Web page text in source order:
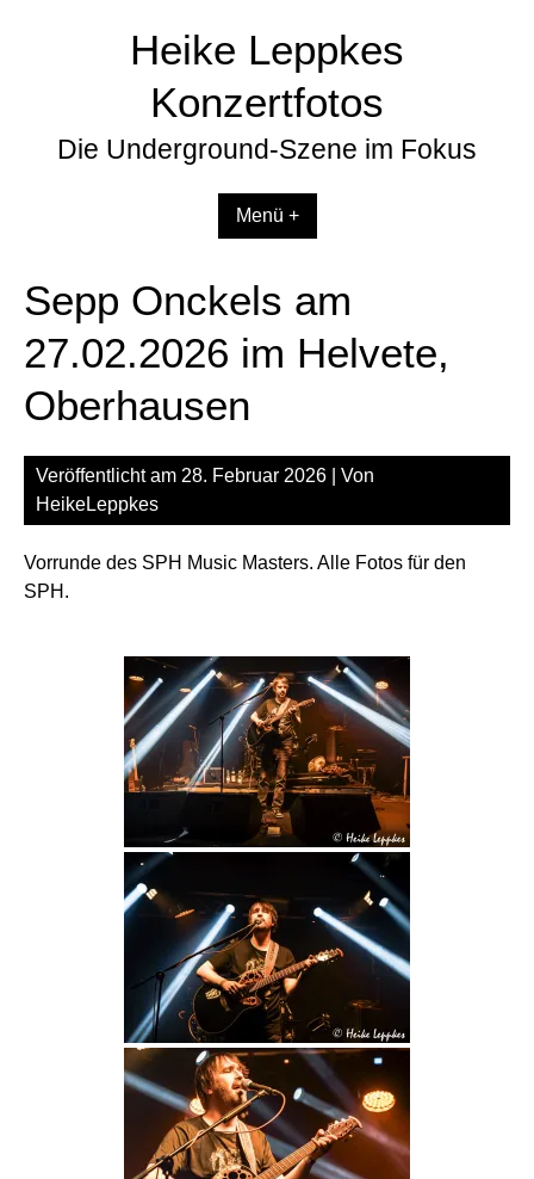
Heike Leppkes
Konzertfotos
Die Underground-Szene im Fokus
Menü +
Sepp Onckels am
27.02.2026 im Helvete,
Oberhausen
Veröffentlicht am 28. Februar 2026 | Von
HeikeLeppkes
Vorrunde des SPH Music Masters. Alle Fotos für den
SPH.